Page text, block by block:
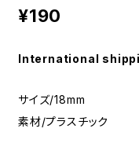
¥190
International
サイズ/18mm
素材/プラスチック